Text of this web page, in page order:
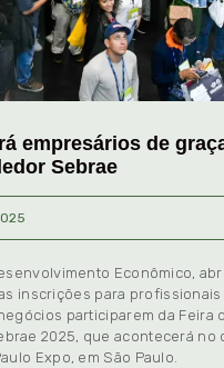
empresários de
Sebrae
Econômico,
inscrições para profissionais
participarem da Feira
2025, que acontecerá no
Expo, em São Paulo.